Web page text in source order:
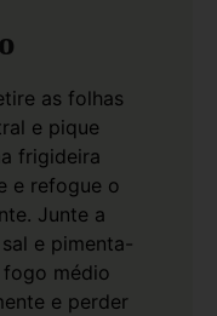
as folhas
e pique
frigideira
e refogue o
Junte a
e pimenta-
médio
e perder